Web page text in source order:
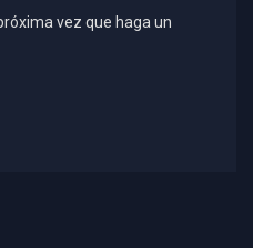
vez que haga un